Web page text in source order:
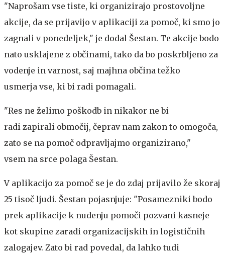
"Naprošam vse tiste, ki organizirajo prostovoljne
akcije, da se prijavijo v aplikaciji za pomoč, ki smo jo
zagnali v ponedeljek," je dodal Šestan. Te akcije bodo
nato usklajene z občinami, tako da bo poskrbljeno za
vodenje in varnost, saj majhna občina težko
usmerja vse, ki bi radi pomagali.
"Res ne želimo poškodb in nikakor ne bi
radi zapirali območij, čeprav nam zakon to omogoča,
zato se na pomoč odpravljajmo organizirano,"
vsem na srce polaga Šestan.
V aplikacijo za pomoč se je do zdaj prijavilo že skoraj
25 tisoč ljudi. Šestan pojasnjuje: "Posamezniki bodo
prek aplikacije k nudenju pomoči pozvani kasneje
kot skupine zaradi organizacijskih in logističnih
zalogajev. Zato bi rad povedal, da lahko tudi